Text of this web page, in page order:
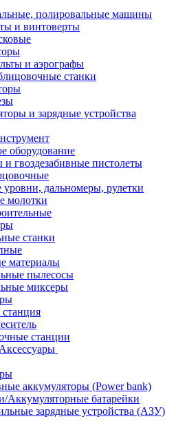
полировальные машины
и винтоверты
и аэрографы
станки
и зарядные устройства
оборудование
и гвоздезабивные пистолеты
уровни, дальномеры, рулетки
молотки
станки
материалы
пылесосы
миксеры
станции
Аксессуары
аккумуляторы (Power bank)
Аккумуляторные батарейки
зарядные устройства (АЗУ)